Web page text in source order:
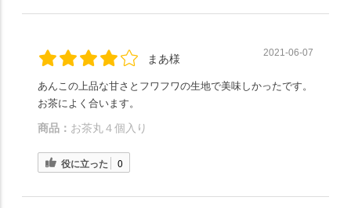
まあ様 2021-06-07
あんこの上品な甘さとフワフワの生地で美味しかったです。
お茶によく合います。
商品： お茶丸４個入り
役に立った 0